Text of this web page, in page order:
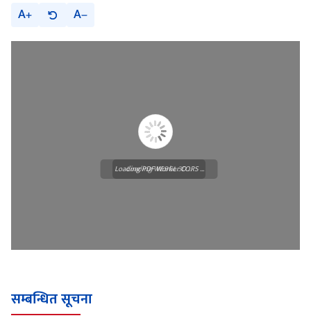
A A
Loading WEBGL 3D ...
Loading PDF Worker CORS ...
सम्बन्धित सूचना